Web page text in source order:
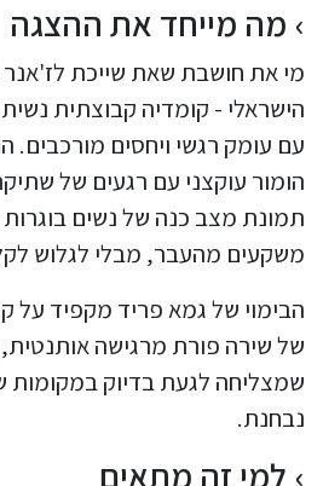
מה מייחד את ההצגה
מי את חושבת שאת שייכת לז'אנר
הישראלי - קומדיה קבוצתית
עם עומק רגשי ויחסים
הומור עוקצני עם רגעים של
תמונת מצב כנה של נשים
משקעים מהעבר, מבלי לגלוש
הבימוי של גמא פריד מקפיד על
של שירה פורת מרגישה
שמצליחה לגעת בדיוק
נבחנת.
למי זה מתאים